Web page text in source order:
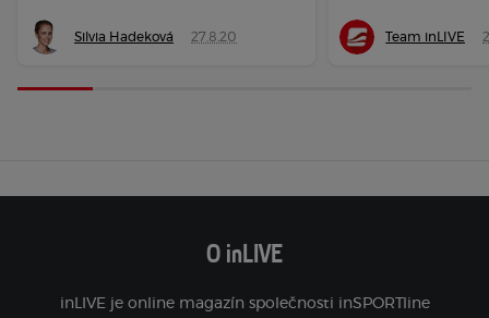
Silvia Hadeková 27.8.20 Team inLIVE
O inLIVE
inLIVE je online magazín společnosti inSPORTline